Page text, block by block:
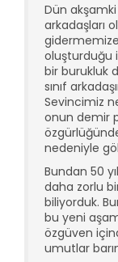
Dün akşamki
arkadaşları
oluşturduğu
bir burukluk
sınıf
Sevincimiz
onun demir
nedeniyle
Bundan 50
daha zorlu
biliyorduk.
bu yeni
özgüven
umutlar